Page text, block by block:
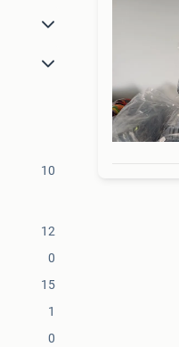
10
12
0
15
1
0